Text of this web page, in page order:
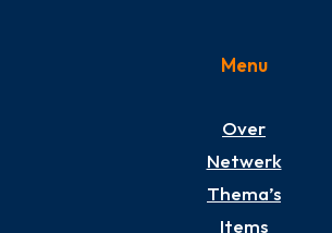
Menu
Over
Netwerk
Thema’s
Items